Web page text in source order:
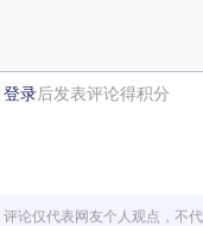
登录后发表评论得积分
评论仅代表网友个人观点，不